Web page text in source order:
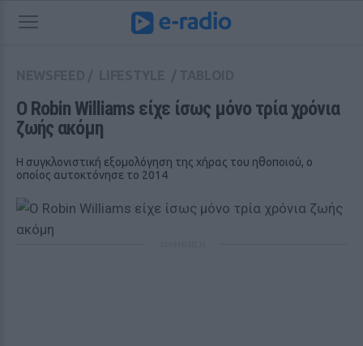
Ο Robin Williams είχε ίσως μόνο τρία χρόνια
ζωής ακόμη
Η συγκλονιστική εξομολόγηση της χήρας του ηθοποιού, ο
οποίος αυτοκτόνησε το 2014